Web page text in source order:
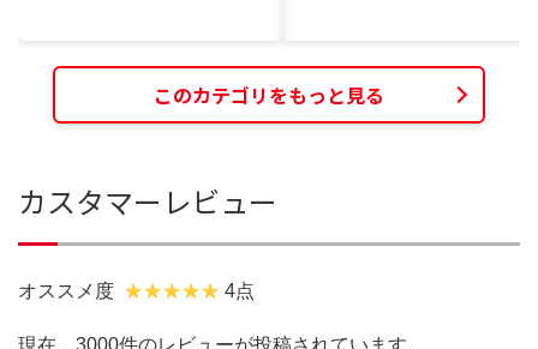
このカテゴリをもっと見る
カスタマーレビュー
オススメ度 4点
現在、3000件のレビューが投稿されています。